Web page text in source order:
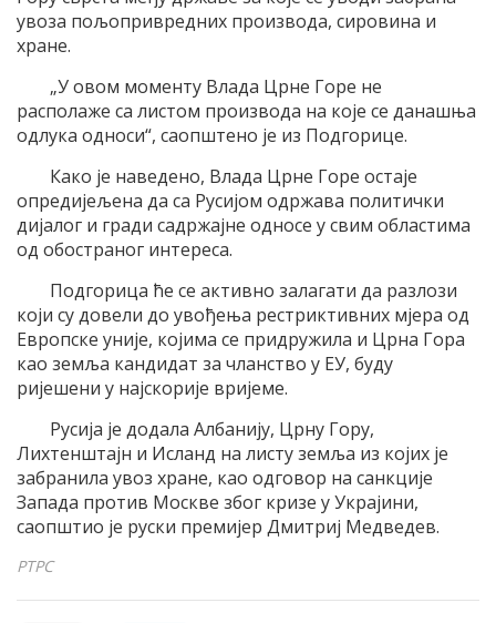
увоза пољопривредних производа, сировина и
хране.
„У овом моменту Влада Црне Горе не
располаже са листом производа на које се данашња
одлука односи“, саопштено је из Подгорице.
Како је наведено, Влада Црне Горе остаје
опредијељена да са Русијом одржава политички
дијалог и гради садржајне односе у свим областима
од обостраног интереса.
Подгорица ће се активно залагати да разлози
који су довели до увођења рестриктивних мјера од
Европске уније, којима се придружила и Црна Гора
као земља кандидат за чланство у ЕУ, буду
ријешени у најскорије вријеме.
Русија је додала Албанију, Црну Гору,
Лихтенштајн и Исланд на листу земља из којих је
забранила увоз хране, као одговор на санкције
Запада против Москве због кризе у Украјини,
саопштио је руски премијер Дмитриј Медведев.
РТРС